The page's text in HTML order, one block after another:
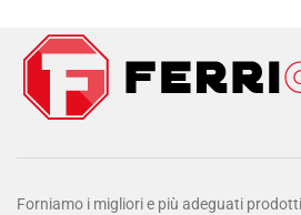
Forniamo i migliori e più adeguati